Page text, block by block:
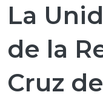
La
de la
Cruz